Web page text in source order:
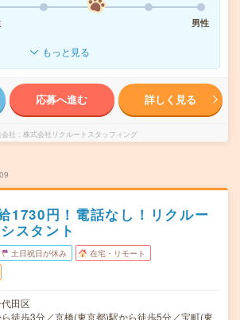
男性
もっと見る
応募へ進む 詳しく見る
社 株式会社リクルートスタッフィング
1730円！電話なし！リクルー
スタント
土日祝日が休み 在宅・リモート
田区
徒歩3分／京橋(東京都)駅から徒歩5分／宝町(東